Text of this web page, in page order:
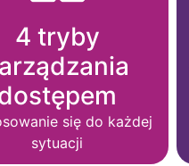
4 tryby
się do każdej
sytuacji